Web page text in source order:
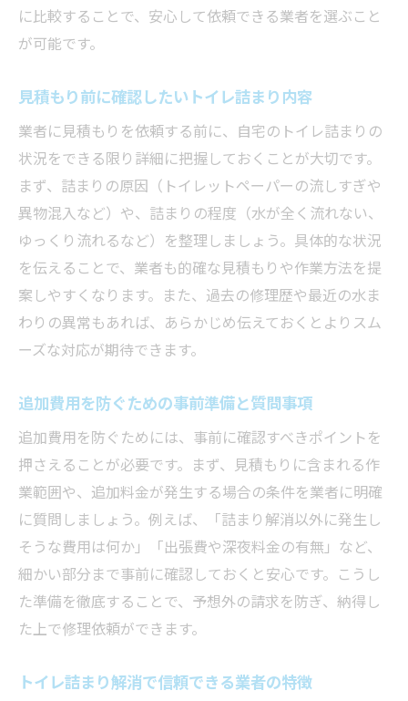
に比較することで、安心して依頼できる業者を選ぶこと
が可能です。
見積もり前に確認したいトイレ詰まり内容
業者に見積もりを依頼する前に、自宅のトイレ詰まりの
状況をできる限り詳細に把握しておくことが大切です。
まず、詰まりの原因（トイレットペーパーの流しすぎや
異物混入など）や、詰まりの程度（水が全く流れない、
ゆっくり流れるなど）を整理しましょう。具体的な状況
を伝えることで、業者も的確な見積もりや作業方法を提
案しやすくなります。また、過去の修理歴や最近の水ま
わりの異常もあれば、あらかじめ伝えておくとよりスム
ーズな対応が期待できます。
追加費用を防ぐための事前準備と質問事項
追加費用を防ぐためには、事前に確認すべきポイントを
押さえることが必要です。まず、見積もりに含まれる作
業範囲や、追加料金が発生する場合の条件を業者に明確
に質問しましょう。例えば、「詰まり解消以外に発生し
そうな費用は何か」「出張費や深夜料金の有無」など、
細かい部分まで事前に確認しておくと安心です。こうし
た準備を徹底することで、予想外の請求を防ぎ、納得し
た上で修理依頼ができます。
トイレ詰まり解消で信頼できる業者の特徴